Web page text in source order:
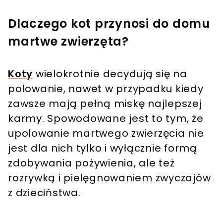
Dlaczego kot przynosi do domu
martwe zwierzęta?
Koty wielokrotnie decydują się na
polowanie, nawet w przypadku kiedy
zawsze mają pełną miskę najlepszej
karmy. Spowodowane jest to tym, że
upolowanie martwego zwierzęcia nie
jest dla nich tylko i wyłącznie formą
zdobywania pożywienia, ale też
rozrywką i pielęgnowaniem zwyczajów
z dzieciństwa.